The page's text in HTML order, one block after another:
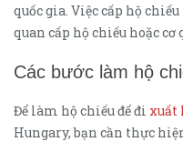
quốc gia. Việc cấp hộ
quan cấp hộ chiếu hoặc cơ
Các bước làm hộ
Để làm hộ chiếu để đi xuất
Hungary, bạn cần thực